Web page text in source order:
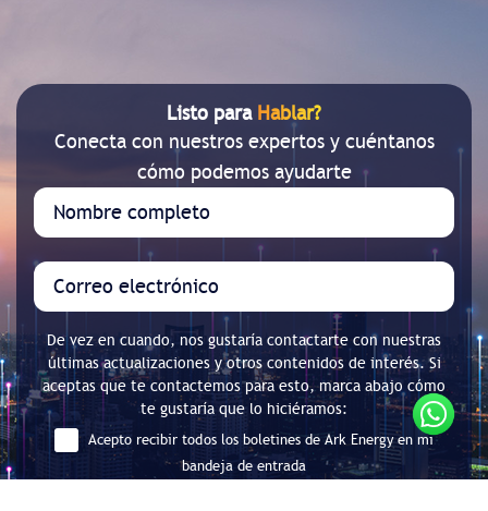
Listo para Hablar?
Conecta con nuestros expertos y cuéntanos
cómo podemos ayudarte
De vez en cuando, nos gustaría contactarte con nuestras
últimas actualizaciones y otros contenidos de interés. Si
aceptas que te contactemos para esto, marca abajo cómo
te gustaría que lo hiciéramos:
Acepto recibir todos los boletines de Ark Energy en mi
bandeja de entrada